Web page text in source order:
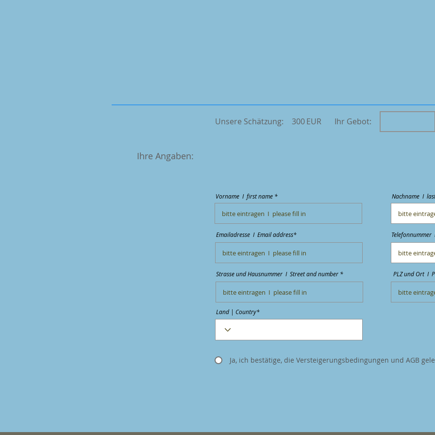
Unsere Schätzung: 300EUR Ihr Gebot:
Ihre Angaben:
Vorname I first name * Nachname I
Emailadresse I Email address*
Strasse und Hausnummer I Street and number * PLZ und Ort I
Land | Country*
Ja, ich bestätige, die Versteigerungsbedingungen und AGB